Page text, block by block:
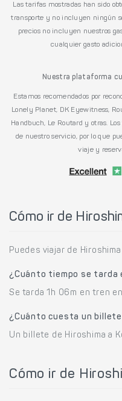
Las tarifas mostradas han sido
transporte y no incluyen ningún
precios no incluyen nuestros
cualquier gasto
Nuestra plataforma
Estamos recomendados por
Lonely Planet, DK Eyewitness,
Handbuch, Le Routard y otras.
de nuestro servicio, por lo que
viaje y
Cómo ir de
Puedes viajar de
¿Cuánto tiempo se tarda
Se tarda 1h 06m en tren
¿Cuánto cuesta un billete
Un billete de Hiroshima a
Cómo ir de